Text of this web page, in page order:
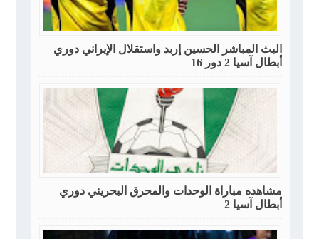
البث المباشر الحسين إربد واستقلال الإيراني دوري
أبطال آسيا 2 دور 16
مشاهده مباراة الوحدات والمحرق البحريني دوري
أبطال آسيا 2